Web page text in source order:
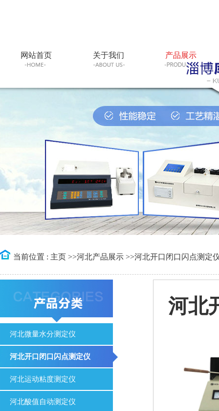
网站首页 关于我们 产品展示
当前位置 : 主页 >>河北产品展示 >>河北开口闭口闪点测定
河北微量水分测定仪
河北开口闭口闪点测定仪
河北运动粘度测定仪
河北酸值自动测定仪
河北